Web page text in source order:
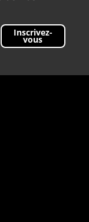
Inscrivez-
vous